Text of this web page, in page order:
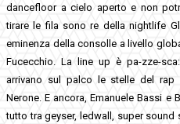
dancefloor a cielo aperto e non
tirare le fila sono re della nightlife
eminenza della consolle a livello
Fucecchio. La line up è pa-zze-
arrivano sul palco le stelle del rap
Nerone. E ancora, Emanuele Bassi e
tutto tra geyser, ledwall, super